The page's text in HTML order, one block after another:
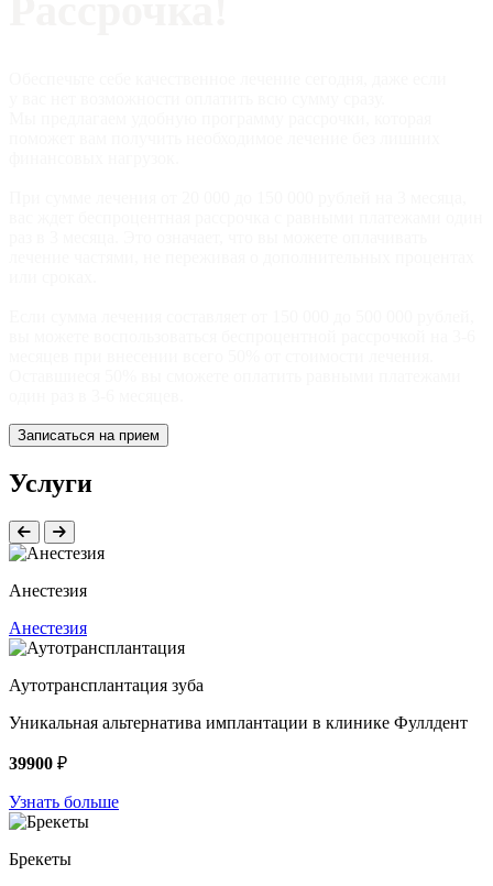
Записаться на прием
Услуги
Анестезия
Анестезия
Аутотрансплантация зуба
Уникальная альтернатива имплантации в клинике Фуллдент
39900 ₽
Узнать больше
Брекеты